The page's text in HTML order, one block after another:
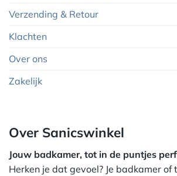
Over Sanicswinkel
Jouw badkamer, tot in de puntjes
Herken je dat gevoel? Je badkamer of
Verzending & Retour
Klachten
Over ons
Zakelijk